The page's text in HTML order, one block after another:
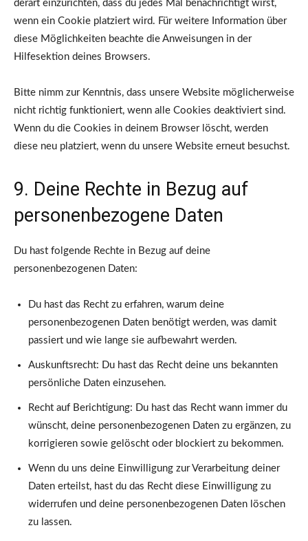
derart einzurichten, dass du jedes Mal benachrichtigt wirst,
wenn ein Cookie platziert wird. Für weitere Information über
diese Möglichkeiten beachte die Anweisungen in der
Hilfesektion deines Browsers.
Bitte nimm zur Kenntnis, dass unsere Website möglicherweise
nicht richtig funktioniert, wenn alle Cookies deaktiviert sind.
Wenn du die Cookies in deinem Browser löscht, werden
diese neu platziert, wenn du unsere Website erneut besuchst.
9. Deine Rechte in Bezug auf
personenbezogene Daten
Du hast folgende Rechte in Bezug auf deine
personenbezogenen Daten:
Du hast das Recht zu erfahren, warum deine
personenbezogenen Daten benötigt werden, was damit
passiert und wie lange sie aufbewahrt werden.
Auskunftsrecht: Du hast das Recht deine uns bekannten
persönliche Daten einzusehen.
Recht auf Berichtigung: Du hast das Recht wann immer du
wünscht, deine personenbezogenen Daten zu ergänzen, zu
korrigieren sowie gelöscht oder blockiert zu bekommen.
Wenn du uns deine Einwilligung zur Verarbeitung deiner
Daten erteilst, hast du das Recht diese Einwilligung zu
widerrufen und deine personenbezogenen Daten löschen
zu lassen.